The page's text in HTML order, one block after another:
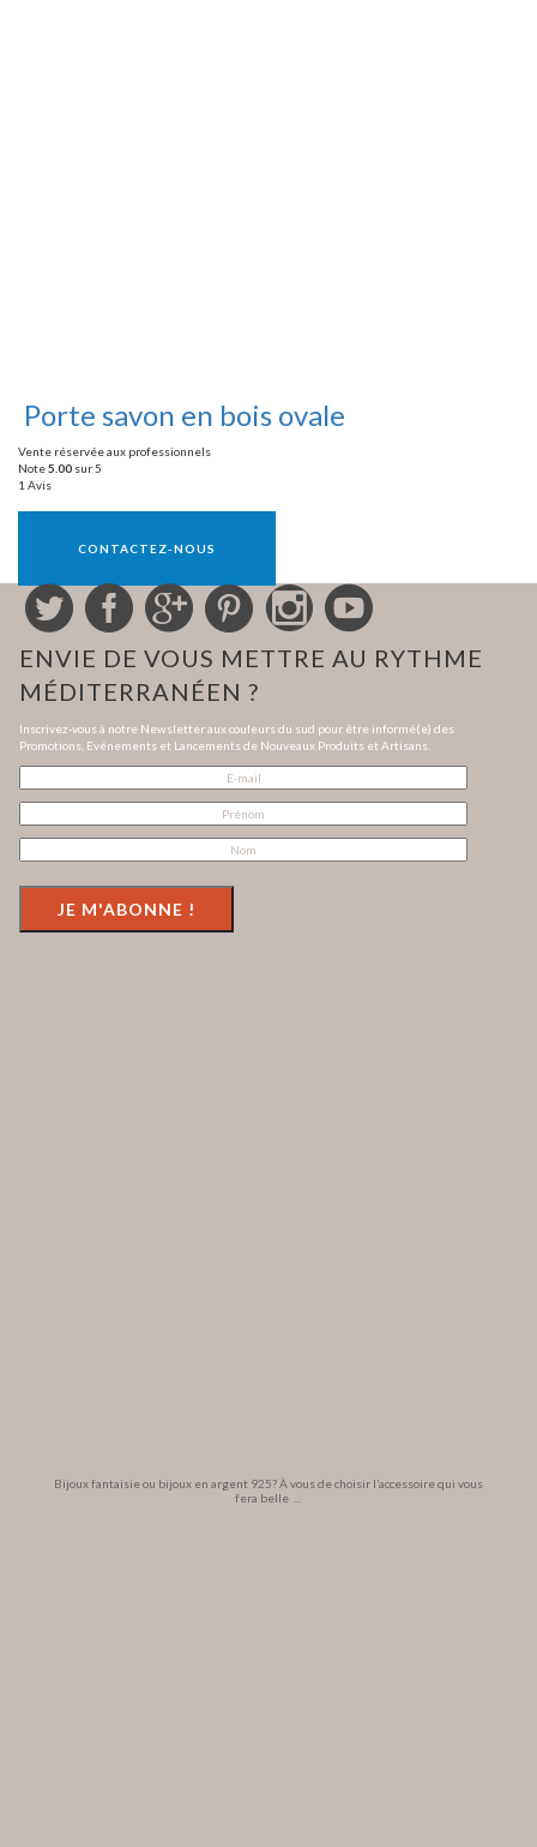
Porte savon en bois ovale
Vente réservée aux professionnels
Note5.00 sur 5
1 Avis
CONTACTEZ-NOUS
ENVIE DE VOUS METTRE AU RYTHME
MÉDITERRANÉEN ?
Inscrivez-vous à notre Newsletter aux couleurs du sud pour être informé(e) des
Promotions, Evénements et Lancements de Nouveaux Produits et Artisans.
Bijoux fantaisie ou bijoux en argent 925? À vous de choisir l’accessoire qui vous
fera belle